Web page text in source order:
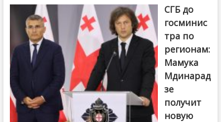
СГБ до
госминис
тра по
регионам:
Мамука
Мдинарад
зе
получит
новую